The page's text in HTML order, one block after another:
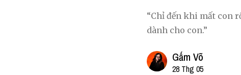
“Chỉ đến khi mất con
dành cho con.”
Gấm Võ
28 Thg 05